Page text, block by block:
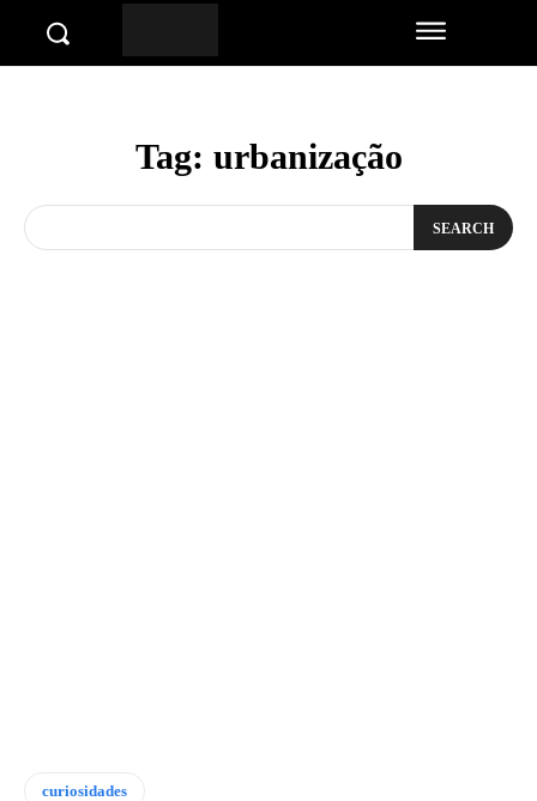
Tag: urbanização
SEARCH
curiosidades